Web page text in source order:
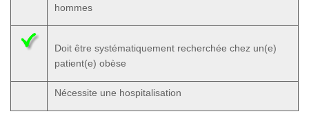
hommes
Doit être systématiquement recherchée chez un(e)
patient(e) obèse
Nécessite une hospitalisation